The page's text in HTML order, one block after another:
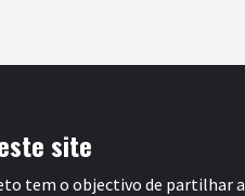
site
tem o objectivo de partilhar a